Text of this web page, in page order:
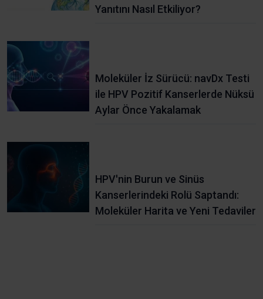
Yanıtını Nasıl Etkiliyor?
Moleküler İz Sürücü: navDx Testi
ile HPV Pozitif Kanserlerde Nüksü
Aylar Önce Yakalamak
HPV'nin Burun ve Sinüs
Kanserlerindeki Rolü Saptandı:
Moleküler Harita ve Yeni Tedaviler